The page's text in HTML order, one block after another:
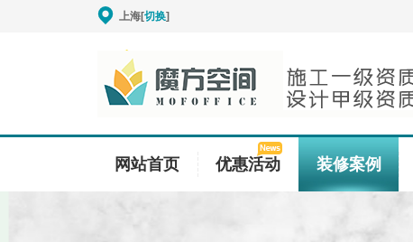
上海[切换]
网站首页 优惠活动 装修案例